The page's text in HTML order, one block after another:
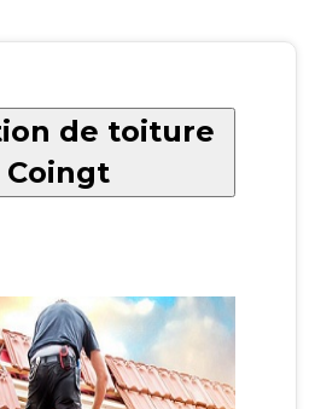
de toiture
Coingt